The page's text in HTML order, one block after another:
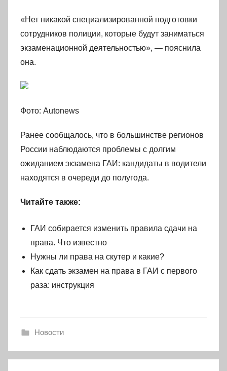
«Нет никакой специализированной подготовки
сотрудников полиции, которые будут заниматься
экзаменационной деятельностью», — пояснила
она.
Фото: Autonews
Ранее сообщалось, что в большинстве регионов
России наблюдаются проблемы с долгим
ожиданием экзамена ГАИ: кандидаты в водители
находятся в очереди до полугода.
Читайте также:
ГАИ собирается изменить правила сдачи на
права. Что известно
Нужны ли права на скутер и какие?
Как сдать экзамен на права в ГАИ с первого
раза: инструкция
Новости